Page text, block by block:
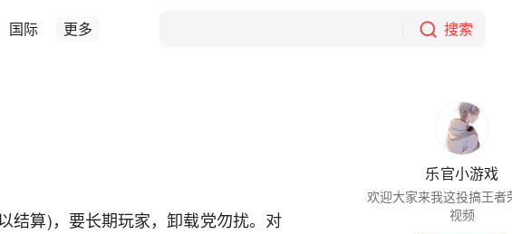
国际 更多 搜索
结算)，要长期玩家，卸载党勿扰。对
乐官小游戏
欢迎大家来我这投搞王者
视频